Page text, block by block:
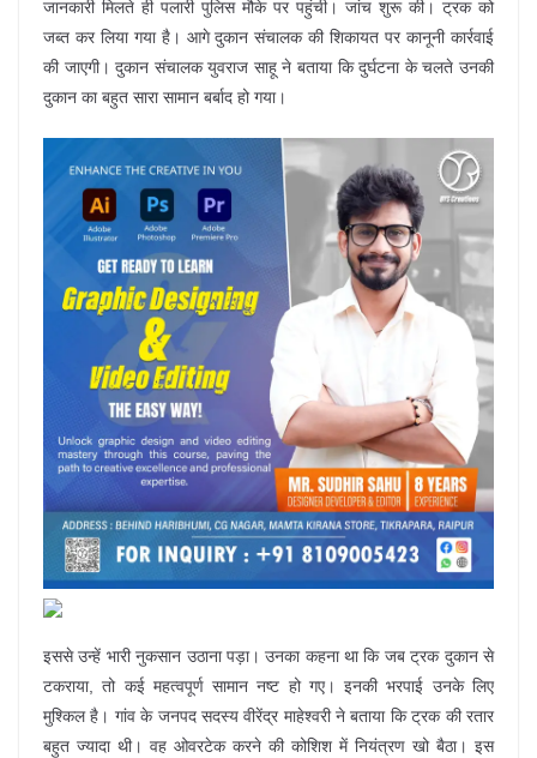
जानकारी मिलते ही पलारी पुलिस मौके पर पहुंची। जांच शुरू की। ट्रक को
जब्त कर लिया गया है। आगे दुकान संचालक की शिकायत पर कानूनी कार्रवाई
की जाएगी। दुकान संचालक युवराज साहू ने बताया कि दुर्घटना के चलते उनकी
दुकान का बहुत सारा सामान बर्बाद हो गया।
इससे उन्हें भारी नुकसान उठाना पड़ा। उनका कहना था कि जब ट्रक दुकान से
टकराया, तो कई महत्वपूर्ण सामान नष्ट हो गए। इनकी भरपाई उनके लिए
मुश्किल है। गांव के जनपद सदस्य वीरेंद्र माहेश्वरी ने बताया कि ट्रक की रतार
बहुत ज्यादा थी। वह ओवरटेक करने की कोशिश में नियंत्रण खो बैठा। इस